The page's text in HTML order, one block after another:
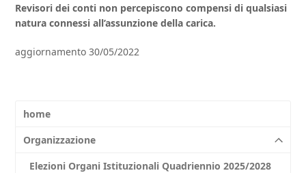
Revisori dei conti non percepiscono compensi di qualsiasi
natura connessi all’assunzione della carica.
aggiornamento 30/05/2022
home
Organizzazione
Elezioni Organi Istituzionali Quadriennio 2025/2028